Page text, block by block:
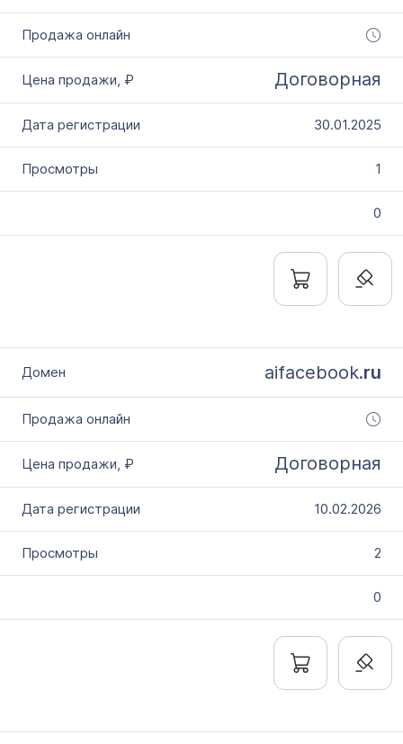
Договорная
30.01.2025
1
0
aifacebook.ru
Договорная
10.02.2026
2
0